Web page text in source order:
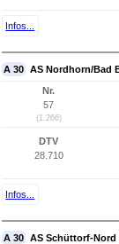
Infos...
A 30 AS Nordhorn/Bad
Nr.
57
(1.266)
DTV
28.710
Infos...
A 30 AS Schüttorf-Nord